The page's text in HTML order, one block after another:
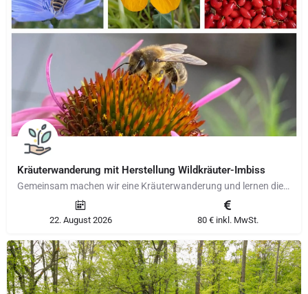
Kräuterwanderung mit Herstellung Wildkräuter-Imbiss
Gemeinsam machen wir eine Kräuterwanderung und lernen die Spätsommer-Wildkräuter zu bestimmen. Aus den…
22. August 2026 80 € inkl. MwSt.